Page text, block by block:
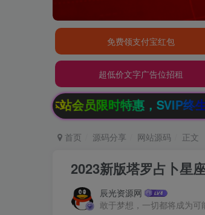
免费领支付宝红包
超低价文字广告位招租
SVIP终生会员只需99元
首页 源码分享 网站源码 正文
2023新版塔罗占卜星
辰光资源网
敢于梦想，一切都将成为可